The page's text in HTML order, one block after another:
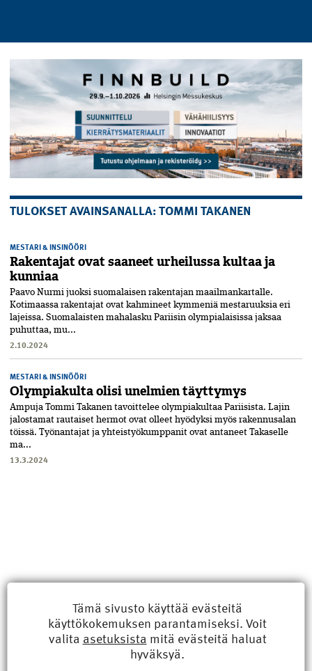
TULOKSET AVAINSANALLA: TOMMI TAKANEN
MESTARI & INSINÖÖRI
Rakentajat ovat saaneet urheilussa kultaa ja
kunniaa
Paavo Nurmi juoksi suomalaisen rakentajan maailmankartalle.
Kotimaassa rakentajat ovat kahmineet kymmeniä mestaruuksia eri
lajeissa. Suomalaisten mahalasku Pariisin olympialaisissa jaksaa
puhuttaa, mu...
2.10.2024
MESTARI & INSINÖÖRI
Olympiakulta olisi unelmien täyttymys
Ampuja Tommi Takanen tavoittelee olympiakultaa Pariisista. Lajin
jalostamat rautaiset hermot ovat olleet hyödyksi myös rakennusalan
töissä. Työnantajat ja yhteistyökumppanit ovat antaneet Takaselle
ma...
13.3.2024
Tämä sivusto käyttää evästeitä
käyttökokemuksen parantamiseksi. Voit
valita asetuksista mitä evästeitä haluat
hyväksyä.